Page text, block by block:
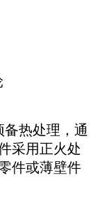
热处理，通
采用正火处
件或薄壁件